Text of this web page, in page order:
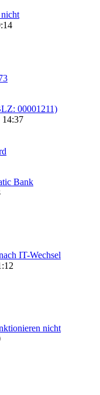
00001211)
14:37
Bank
IT-Wechsel
nicht